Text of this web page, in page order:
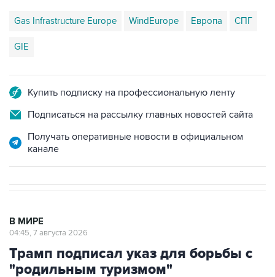
Gas Infrastructure Europe WindEurope Европа СПГ
GIE
Купить подписку на профессиональную ленту
Подписаться на рассылку главных новостей сайта
Получать оперативные новости в официальном
канале
В МИРЕ
04:45, 7 августа 2026
Трамп подписал указ для борьбы с
"родильным туризмом"